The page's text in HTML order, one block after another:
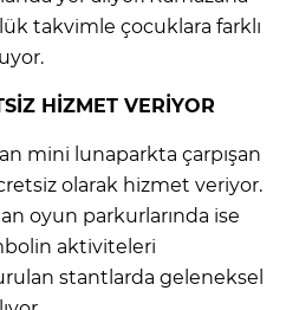
takvimle çocuklara farklı
HİZMET VERİYOR
mini lunaparkta çarpışan
olarak hizmet veriyor.
oyun parkurlarında ise
aktiviteleri
stantlarda geleneksel